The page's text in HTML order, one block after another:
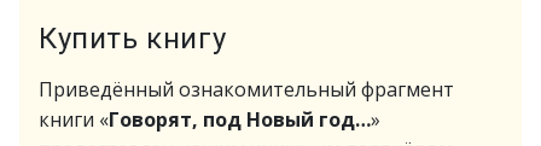
Купить книгу
Приведённый ознакомительный фрагмент
книги «Говорят, под Новый год…»